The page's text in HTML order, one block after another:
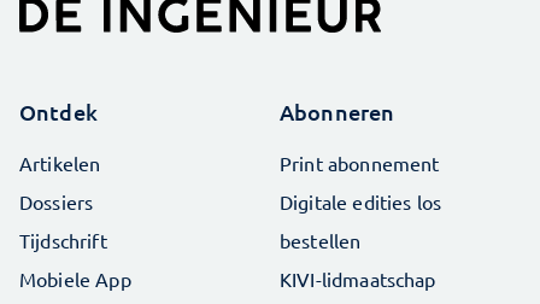
Ontdek
Artikelen
Dossiers
Tijdschrift
Mobiele App
Abonneren
Print abonnement
Digitale edities los
bestellen
KIVI-lidmaatschap